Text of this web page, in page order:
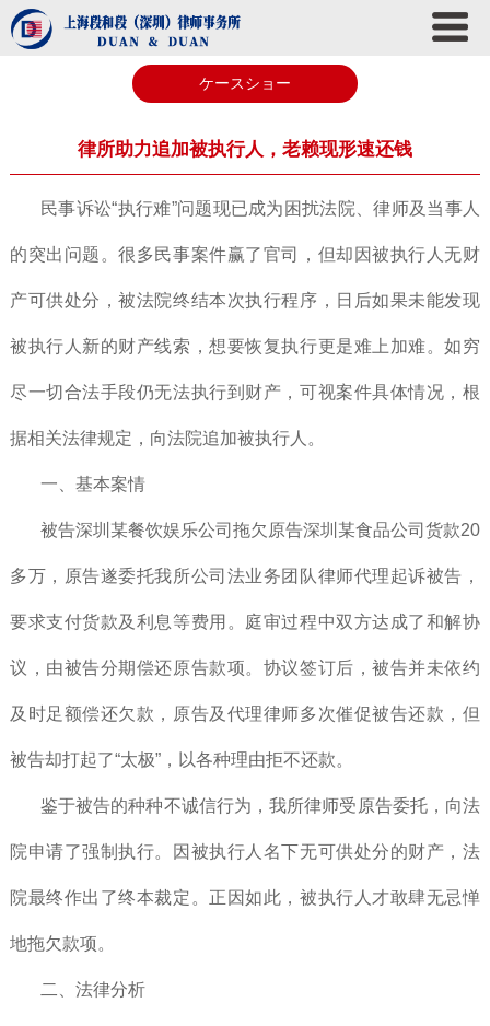
ケースショー
律所助力追加被执行人，老赖现形速还钱
民事诉讼“执行难”问题现已成为困扰法院、律师及当事人
的突出问题。很多民事案件赢了官司，但却因被执行人无财
产可供处分，被法院终结本次执行程序，日后如果未能发现
被执行人新的财产线索，想要恢复执行更是难上加难。如穷
尽一切合法手段仍无法执行到财产，可视案件具体情况，根
据相关法律规定，向法院追加被执行人。
一、基本案情
被告深圳某餐饮娱乐公司拖欠原告深圳某食品公司货款20
多万，原告遂委托我所公司法业务团队律师代理起诉被告，
要求支付货款及利息等费用。庭审过程中双方达成了和解协
议，由被告分期偿还原告款项。协议签订后，被告并未依约
及时足额偿还欠款，原告及代理律师多次催促被告还款，但
被告却打起了“太极”，以各种理由拒不还款。
鉴于被告的种种不诚信行为，我所律师受原告委托，向法
院申请了强制执行。因被执行人名下无可供处分的财产，法
院最终作出了终本裁定。正因如此，被执行人才敢肆无忌惮
地拖欠款项。
二、法律分析